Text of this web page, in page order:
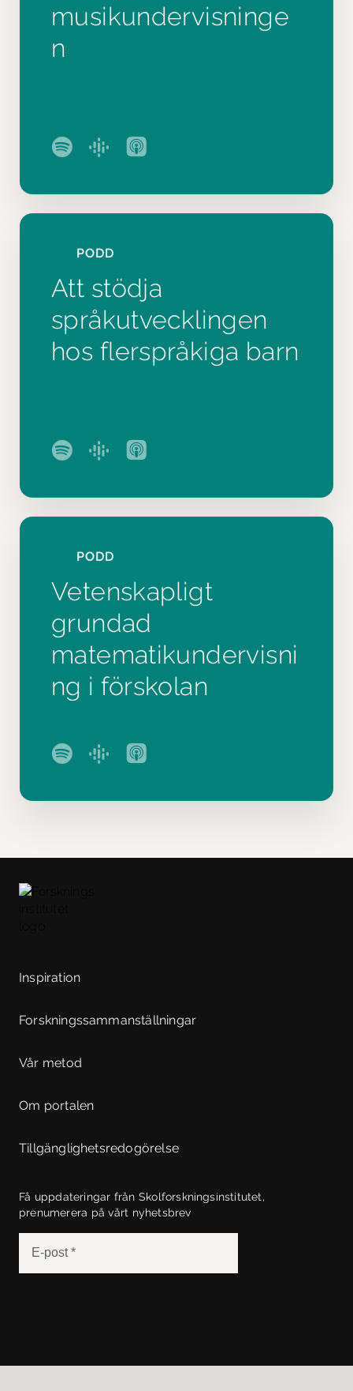
musikundervisninge
n
PODD
Att stödja
språkutvecklingen
hos flerspråkiga barn
PODD
Vetenskapligt
grundad
matematikundervisni
ng i förskolan
Inspiration
Forskningssammanställningar
Vår metod
Om portalen
Tillgänglighetsredogörelse
Få uppdateringar från Skolforskningsinstitutet,
prenumerera på vårt nyhetsbrev